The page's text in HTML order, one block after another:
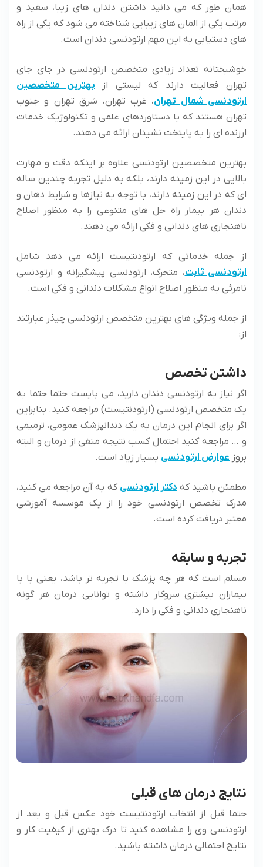
همان طور که می دانید داشتن دندان های زیبا، سفید و
مرتب یکی از المان های زیبایی شناخته می شود که یکی از راه
های دستیابی به این مهم ارتودنسی دندان است.
خوشبختانه تعداد زیادی متخصص ارتودنسی در جای جای
تهران فعالیت دارند که لیستی ازبهترین متخصصین
ارتودنسی شمال تهران، غرب تهران، شرق تهران و جنوب
تهران هستند که با دستاوردهای علمی و تکنولوژیک خدمات
ارزنده ای را به پایتخت نشینان ارائه می دهند.
بهترین متخصصین ارتودنسی علاوه بر اینکه دقت و مهارت
بالایی در این زمینه دارند، بلکه به دلیل تجربه چندین ساله
ای که در این زمینه دارند، با توجه به نیازها و شرایط دهان و
دندان هر بیمار راه حل های متنوعی را به منظور اصلاح
ناهنجاری های دندانی و فکی ارائه می دهند.
از جمله خدماتی که ارتودنتیست ارائه می دهد شامل
ارتودنسی ثابت، متحرک، ارتودنسی پیشگیرانه و ارتودنسی
نامرئی به منظور اصلاح انواع مشکلات دندانی و فکی است.
از جمله ویژگی های بهترین متخصص ارتودنسی چیذر عبارتند
از:
داشتن تخصص
اگر نیاز به ارتودنسی دندان دارید، می بایست حتما حتما به
یک متخصص ارتودنسی (ارتودنتیست) مراجعه کنید. بنابراین
اگر برای انجام این درمان به یک دندانپزشک عمومی، ترمیمی
و … مراجعه کنید احتمال کسب نتیجه منفی از درمان و البته
بروز عوارض ارتودنسی بسیار زیاد است.
مطمئن باشید کهدکتر ارتودنسی که به آن مراجعه می کنید،
مدرک تخصص ارتودنسی خود را از یک موسسه آموزشی
معتبر دریافت کرده است.
تجربه و سابقه
مسلم است که هر چه پزشک با تجربه تر باشد، یعنی با با
بیماران بیشتری سروکار داشته و توانایی درمان هر گونه
ناهنجاری دندانی و فکی را دارد.
نتایج درمان های قبلی
حتما قبل از انتخاب ارتودنتیست خود عکس قبل و بعد از
ارتودنسی وی را مشاهده کنید تا درک بهتری از کیفیت کار و
نتایج احتمالی درمان داشته باشید.